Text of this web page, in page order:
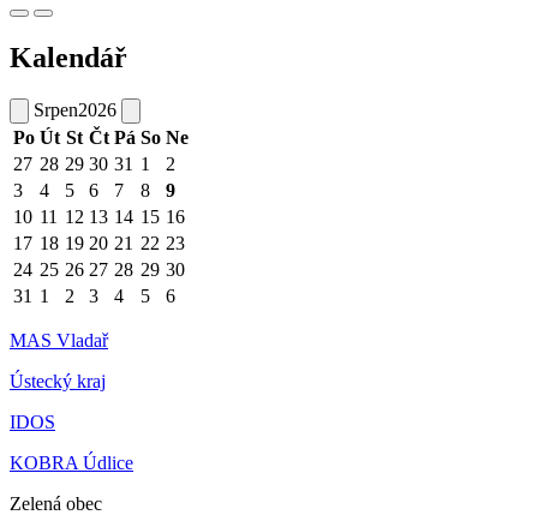
Kalendář
Srpen2026
Po Út St Čt Pá So Ne
27 28 29 30 31 1
2
3
4 5 6 7 8
9
10 11 12 13 14 15 16
17 18 19 20 21 22 23
24 25 26 27 28 29 30
31 1 2 3 4 5 6
MAS Vladař
Ústecký kraj
IDOS
KOBRA Údlice
Zelená obec